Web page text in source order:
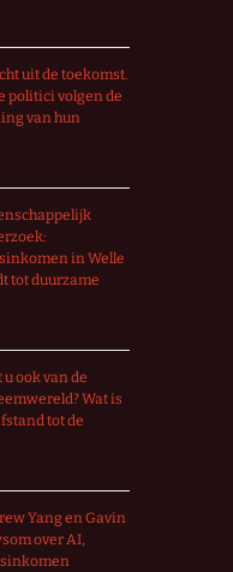
uit de toekomst.
politici volgen de
van hun
in Welle
tot duurzame
u ook van de
Wat is
tot de
Yang en Gavin
over AI,